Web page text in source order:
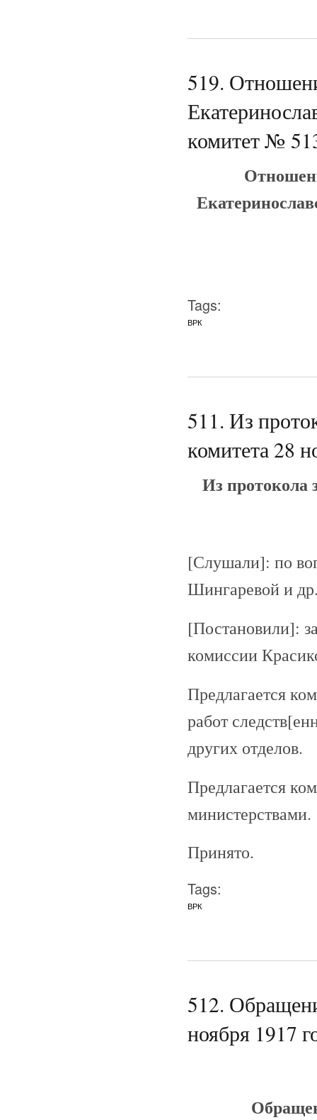
519.
комитет №
Tags:
ВРК
511. Из
комитета 28
Из протокола
[Слушали]: по
Шингаревой и
[Постановили]:
комиссии
Предлагается
работ
других отделов.
Предлагается
министерствами.
Принято.
Tags:
ВРК
512.
ноября 1917